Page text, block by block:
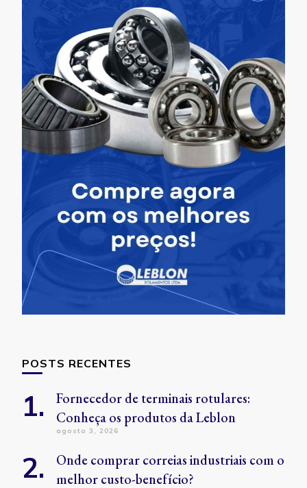
POSTS RECENTES
Fornecedor de terminais rotulares:
Conheça os produtos da Leblon
agosto 3, 2026
Onde comprar correias industriais com o
melhor custo-benefício?